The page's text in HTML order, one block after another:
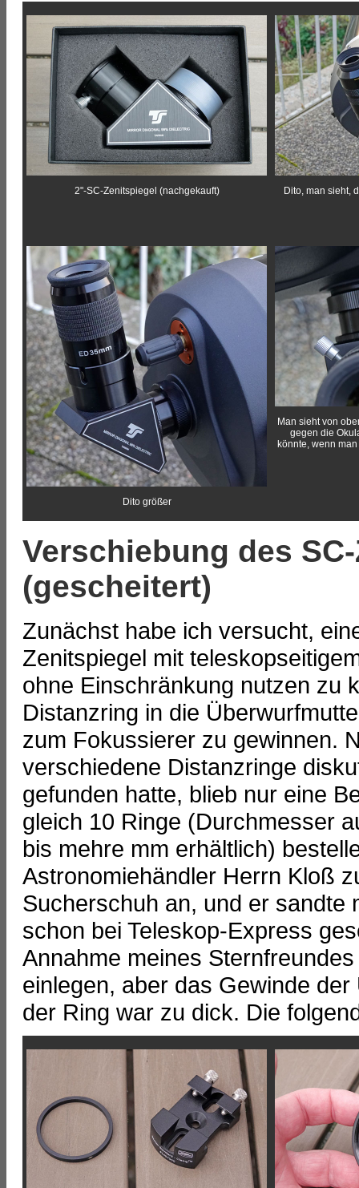
2"-SC-Zenitspiegel (nachgekauft) Dito, man sieht,
Dito größer
Man sieht von
gegen die
könnte, wenn
Verschiebung des
(gescheitert)
Zunächst habe ich versucht,
Zenitspiegel mit
ohne Einschränkung nutzen zu
Distanzring in die
zum Fokussierer zu gewinnen.
verschiedene Distanzringe
gefunden hatte, blieb nur eine
gleich 10 Ringe (Durchmesser
bis mehre mm erhältlich)
Astronomiehändler Herrn Kloß
Sucherschuh an, und er sandte
schon bei Teleskop-Express
Annahme meines
einlegen, aber das Gewinde
der Ring war zu dick. Die